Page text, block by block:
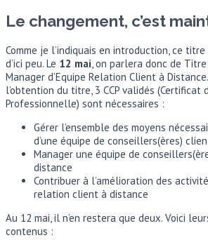
Le changement, c’est
Comme je l’indiquais en introduction, ce
d’ici peu. Le 12 mai , on parlera donc de
Manager d’Equipe Relation Client à Distance.
l’obtention du titre, 3 CCP validés (Certificat
Professionnelle) sont nécessaires :
Gérer l’ensemble des moyens
d’une équipe de conseillers(ères)
Manager une équipe de
distance
Contribuer à l’amélioration des
relation client à distance
Au 12 mai, il n’en restera que deux. Voici
contenus :